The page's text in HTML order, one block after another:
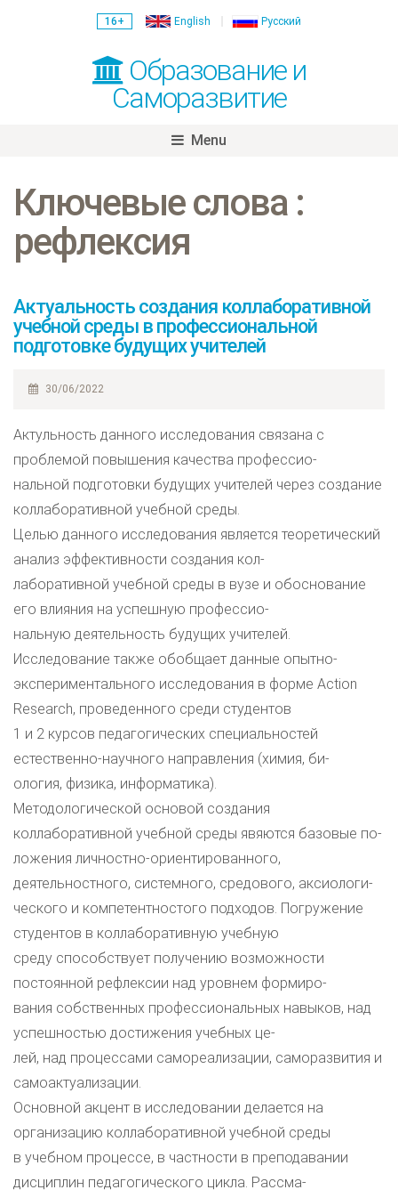
16+ English Русский
Образование и
Саморазвитие
Menu
content
Ключевые слова :
рефлексия
Актуальность создания коллаборативной
учебной среды в профессиональной
подготовке будущих учителей
30/06/2022
Актульность данного исследования связана с
проблемой повышения качества профессио-
нальной подготовки будущих учителей через создание
коллаборативной учебной среды.
Целью данного исследования является теоретический
анализ эффективности создания кол-
лаборативной учебной среды в вузе и обоснование
его влияния на успешную профессио-
нальную деятельность будущих учителей.
Исследование также обобщает данные опытно-
экспериментального исследования в форме Action
Research, проведенного среди студентов
1 и 2 курсов педагогических специальностей
естественно-научного направления (химия, би-
ология, физика, информатика).
Методологической основой создания
коллаборативной учебной среды явяются базовые по-
ложения личностно-ориентированного,
деятельностного, системного, средового, аксиологи-
ческого и компетентностого подходов. Погружение
студентов в коллаборативную учебную
среду способствует получению возможности
постоянной рефлексии над уровнем формиро-
вания собственных профессиональных навыков, над
успешностью достижения учебных це-
лей, над процессами самореализации, саморазвития и
самоактуализации.
Основной акцент в исследовании делается на
организацию коллаборативной учебной среды
в учебном процессе, в частности в преподавании
дисциплин педагогического цикла. Рассма-